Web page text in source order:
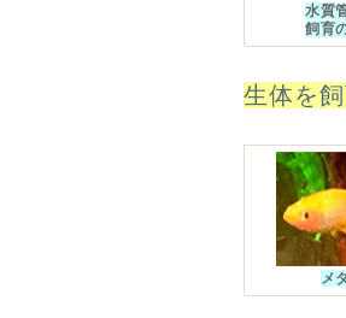
水質
飼育
生体を
メ